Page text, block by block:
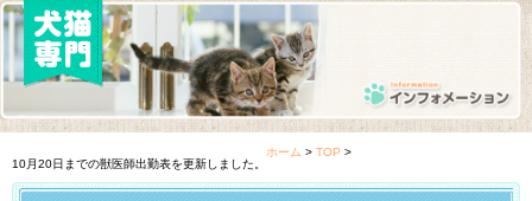
ホーム > TOP >
10月20日までの獣医師出勤表を更新しました。